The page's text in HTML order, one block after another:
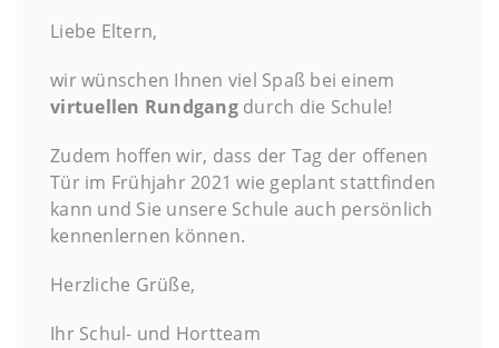
Liebe Eltern,
wir wünschen Ihnen viel Spaß bei einem
virtuellen Rundgangdurch die Schule!
Zudem hoffen wir, dass der Tag der offenen
Tür im Frühjahr 2021 wie geplant stattfinden
kann und Sie unsere Schule auch persönlich
kennenlernen können.
Herzliche Grüße,
Ihr Schul- und Hortteam